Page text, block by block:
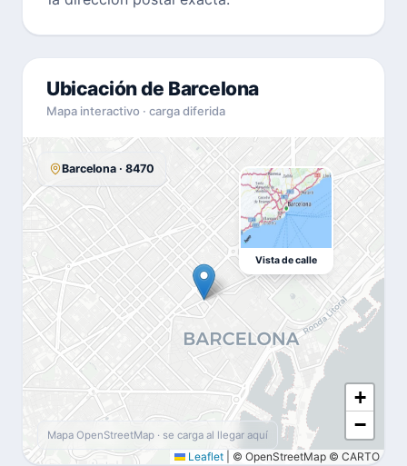
Ubicación de Barcelona
Mapa interactivo · carga diferida
+
−
Leaflet © OpenStreetMap © CARTO
Barcelona · 8470
Vista de calle
Mapa OpenStreetMap · se carga al llegar aquí